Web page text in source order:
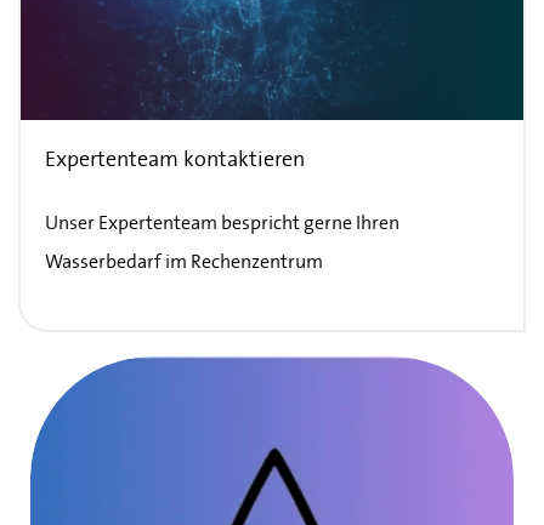
Expertenteam kontaktieren
Unser Expertenteam bespricht gerne Ihren
Wasserbedarf im Rechenzentrum